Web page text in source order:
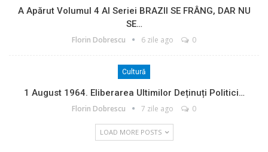
A Apărut Volumul 4 Al Seriei BRAZII SE FRÂNG, DAR NU
SE…
Florin Dobrescu 6 zile ago 0
Cultură
1 August 1964. Eliberarea Ultimilor Deținuți Politici…
Florin Dobrescu 7 zile ago 0
LOAD MORE POSTS